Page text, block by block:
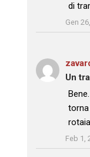
di
Gen
Un
: “
rotaia.
Feb 1,